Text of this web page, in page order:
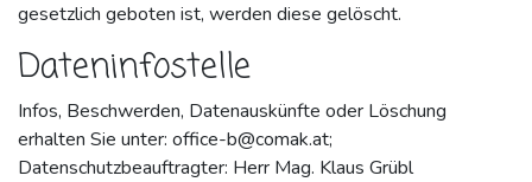
gesetzlich geboten ist, werden diese gelöscht.
Dateninfostelle
Infos, Beschwerden, Datenauskünfte oder Löschung
erhalten Sie unter: office-b@comak.at;
Datenschutzbeauftragter: Herr Mag. Klaus Grübl